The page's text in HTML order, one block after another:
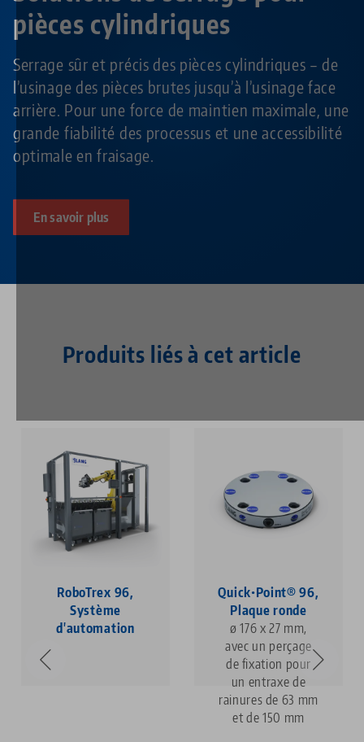
pièces cylindriques
Serrage sûr et précis des pièces cylindriques – de
l’usinage des pièces brutes jusqu’à l’usinage face
arrière. Pour une force de maintien maximale, une
grande fiabilité des processus et une accessibilité
optimale en fraisage.
En savoir plus
Produits liés à cet article
RoboTrex 96,
Système
d'automation
Quick•Point® 96,
Plaque ronde
ø 176 x 27 mm,
avec un perçage
de fixation pour
un entraxe de
rainures de 63 mm
et de 150 mm